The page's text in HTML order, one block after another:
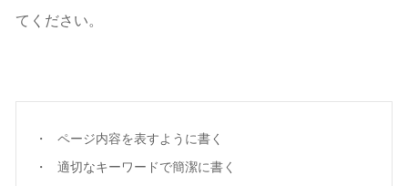
てください。
ページ内容を表すように書く
適切なキーワードで簡潔に書く